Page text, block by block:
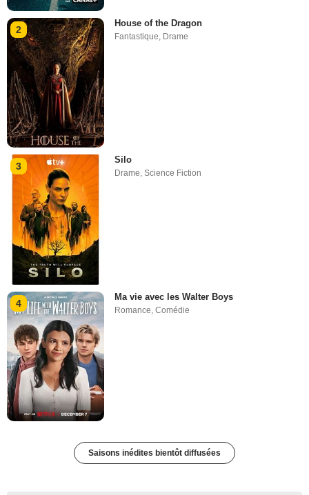
2
House of the Dragon
Fantastique, Drame
3
Silo
Drame,Science Fiction
4
Ma vie avec les Walter Boys
Romance ,Comédie
Saisons inédites bientôt diffusées